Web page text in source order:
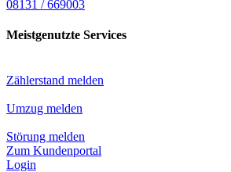
08131 / 669003
Meistgenutzte Services
Zählerstand melden
Umzug melden
Störung melden
Zum Kundenportal
Login